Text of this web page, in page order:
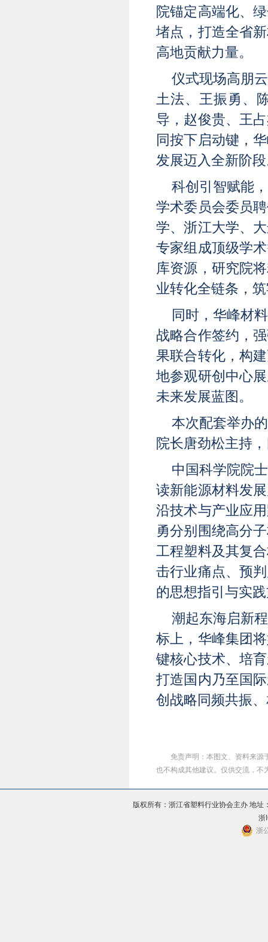
院锚定高端化、
堵点，打造全省
高地贡献力量。
仪式现场高朋
土法、王振勇、
导，赵俊贵、王
同按下启动键，
发展迈入全新阶
科创引智赋能
学术委员会委员
学、浙江大学、
专家组成顶级学
库资源，研究院
业转化全链条，
同时，华峰材
战略合作签约，
果联合转化，构
地参观研创中心
未来发展蓝图。
本次配套举办
院长唐劲松主持
中国科学院院
读新能源材料发
沿技术与产业应
勇分别围绕高分
工程塑料及其复
击行业痛点、预
的思想指引与实
潮起东海启新
标上，华峰集团
键核心技术、培
打造国内乃至国
创战略同频共振
免责声明：本图文、资料来源
也不构成其他建议。仅供交流，
版权所有：浙江省塑料行业协会主办 地
浙
浙